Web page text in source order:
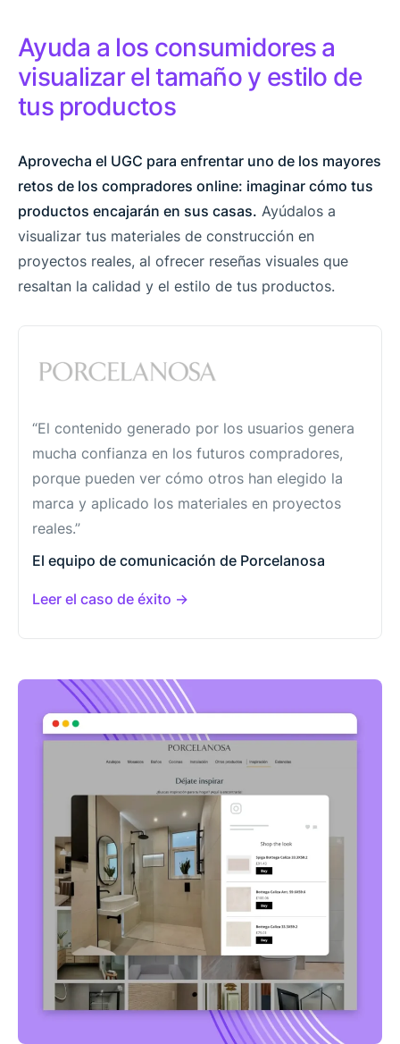
Ayuda a los consumidores a
visualizar el tamaño y estilo de
tus productos
Aprovecha el UGC para enfrentar uno de los mayores
retos de los compradores online: imaginar cómo tus
productos encajarán en sus casas. Ayúdalos a
visualizar tus materiales de construcción en
proyectos reales, al ofrecer reseñas visuales que
resaltan la calidad y el estilo de tus productos.
“El contenido generado por los usuarios genera
mucha confianza en los futuros compradores,
porque pueden ver cómo otros han elegido la
marca y aplicado los materiales en proyectos
reales.”
El equipo de comunicación de Porcelanosa
Leer el caso de éxito